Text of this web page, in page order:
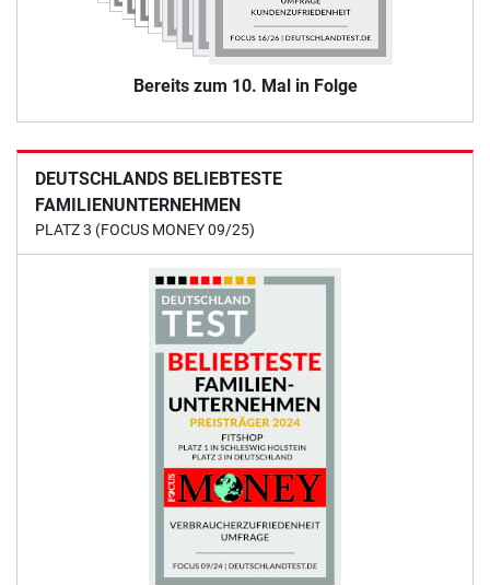
Bereits zum 10. Mal in Folge
DEUTSCHLANDS BELIEBTESTE
FAMILIENUNTERNEHMEN
PLATZ 3 (FOCUS MONEY 09/25)